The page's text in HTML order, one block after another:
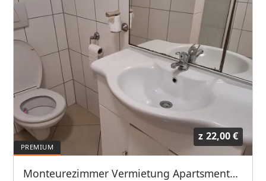
z 22,00 €
Monteurezimmer Vermietung Apartsments Wohnungen häuser